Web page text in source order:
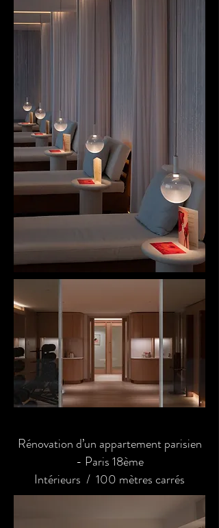
Rénovation d’un appartement parisien
- Paris 18ème
Intérieurs / 100 mètres carrés